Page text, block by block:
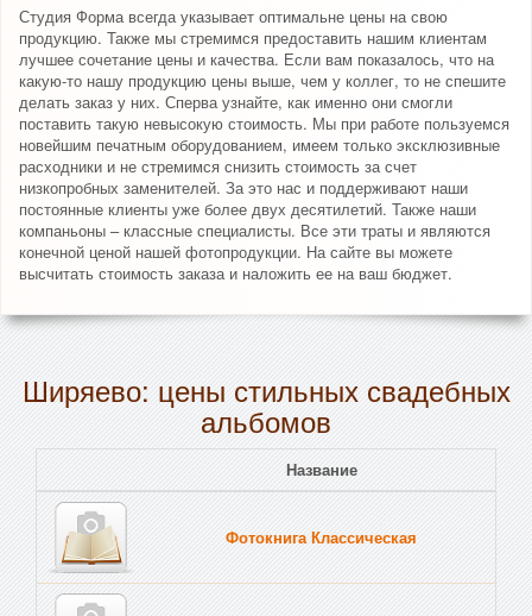
Студия Форма всегда указывает оптимальне цены на свою
продукцию. Также мы стремимся предоставить нашим клиентам
лучшее сочетание цены и качества. Если вам показалось, что на
какую-то нашу продукцию цены выше, чем у коллег, то не спешите
делать заказ у них. Сперва узнайте, как именно они смогли
поставить такую невысокую стоимость. Мы при работе пользуемся
новейшим печатным оборудованием, имеем только эксклюзивные
расходники и не стремимся снизить стоимость за счет
низкопробных заменителей. За это нас и поддерживают наши
постоянные клиенты уже более двух десятилетий. Также наши
компаньоны – классные специалисты. Все эти траты и являются
конечной ценой нашей фотопродукции. На сайте вы можете
высчитать стоимость заказа и наложить ее на ваш бюджет.
Ширяево: цены стильных свадебных
альбомов
Название
Фотокнига Классическая